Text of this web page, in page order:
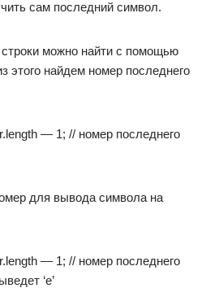
сам последний символ.
можно найти с помощью
этого найдем номер последнего
— 1; // номер последнего
для вывода символа на
— 1; // номер последнего
‘e’